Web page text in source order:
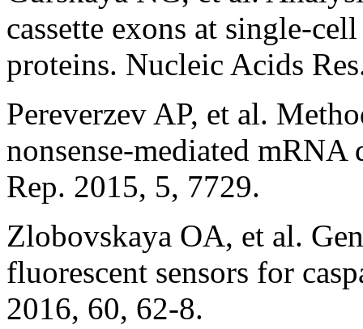
cassette exons at single-
proteins. Nucleic Acids
Pereverzev AP, et al.
nonsense-mediated
Rep. 2015, 5, 7729.
Zlobovskaya OA, et al.
fluorescent sensors for
2016, 60, 62-8.